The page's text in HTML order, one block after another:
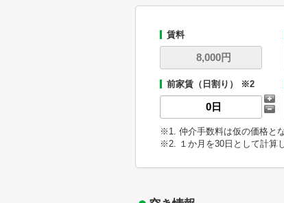
賃料
前家賃（日割り） ※2
※1. 仲介手数料は仮の価格と
※2. １か月を30日として計算